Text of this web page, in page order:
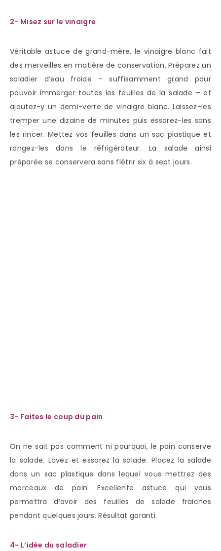
2- Misez sur le vinaigre
Véritable astuce de grand-mère, le vinaigre blanc fait
des merveilles en matière de conservation. Préparez un
saladier d’eau froide – suffisamment grand pour
pouvoir immerger toutes les feuilles de la salade – et
ajoutez-y un demi-verre de vinaigre blanc. Laissez-les
tremper une dizaine de minutes puis essorez-les sans
les rincer. Mettez vos feuilles dans un sac plastique et
rangez-les dans le réfrigérateur. La salade ainsi
préparée se conservera sans flétrir six à sept jours.
3- Faites le coup du pain
On ne sait pas comment ni pourquoi, le pain conserve
la salade. Lavez et essorez la salade. Placez la salade
dans un sac plastique dans lequel vous mettrez des
morceaux de pain. Excellente astuce qui vous
permettra d’avoir des feuilles de salade fraiches
pendant quelques jours. Résultat garanti.
4- L’idée du saladier